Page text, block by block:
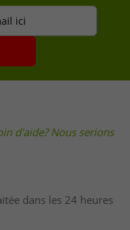
ici
d'aide? Nous serions
dans les 24 heures